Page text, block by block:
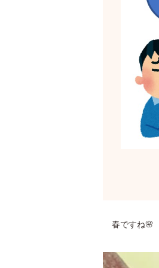
春ですね🌸